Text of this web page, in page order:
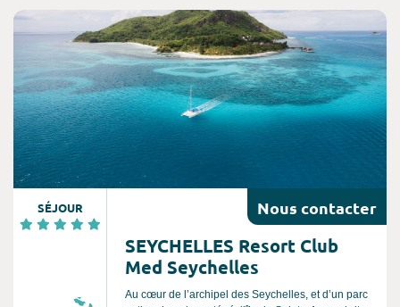
SÉJOUR Nous contacter
SEYCHELLES Resort Club
Med Seychelles
Au cœur de l’archipel des Seychelles, et d’un parc
Consultez l'offre de voyage